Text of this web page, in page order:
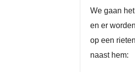
We gaan
en er
op een
naast hem: